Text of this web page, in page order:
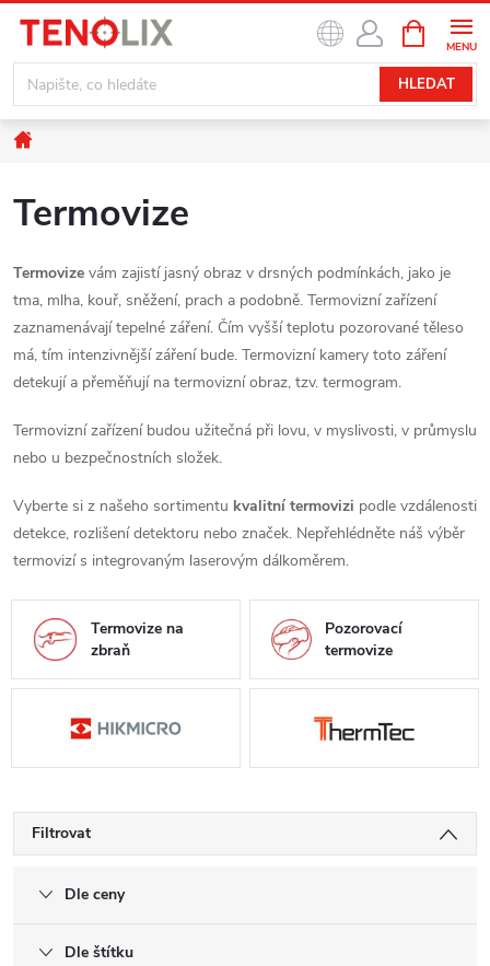
obsah
HLEDAT
NÁKUPNÍ
KOŠÍK
Termovize
Termovize vám zajistí jasný obraz v drsných podmínkách, jako je
tma, mlha, kouř, sněžení, prach a podobně. Termovizní zařízení
zaznamenávají tepelné záření. Čím vyšší teplotu pozorované těleso
má, tím intenzivnější záření bude. Termovizní kamery toto záření
detekují a přeměňují na termovizní obraz, tzv. termogram.
Termovizní zařízení budou užitečná při lovu, v myslivosti, v průmyslu
nebo u bezpečnostních složek.
Vyberte si z našeho sortimentu kvalitní termovizi podle vzdálenosti
detekce, rozlišení detektoru nebo značek. Nepřehlédněte náš výběr
termovizí s integrovaným laserovým dálkoměrem.
Termovize na
zbraň
Pozorovací
termovize
Filtrovat
Dle ceny
Dle štítku